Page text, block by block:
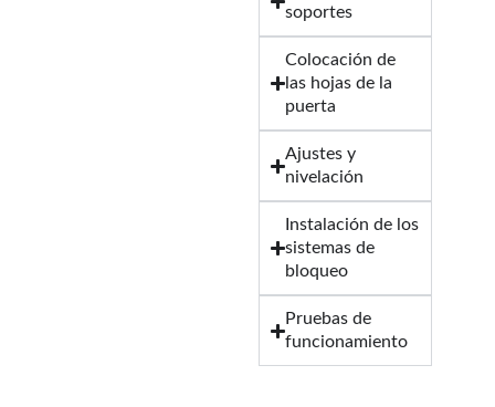
soportes
Colocación de
las hojas de la
puerta
Ajustes y
nivelación
Instalación de los
sistemas de
bloqueo
Pruebas de
funcionamiento